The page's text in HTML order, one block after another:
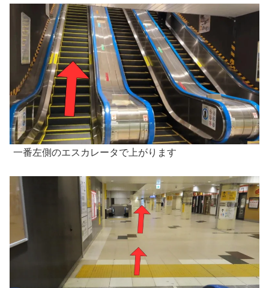
一番左側のエスカレータで上がります